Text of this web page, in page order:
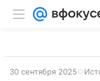
30 сентября 2025